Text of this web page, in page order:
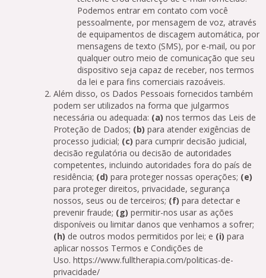
Podemos entrar em contato com você
pessoalmente, por mensagem de voz, através
de equipamentos de discagem automática, por
mensagens de texto (SMS), por e-mail, ou por
qualquer outro meio de comunicação que seu
dispositivo seja capaz de receber, nos termos
da lei e para fins comerciais razoáveis.
Além disso, os Dados Pessoais fornecidos também
podem ser utilizados na forma que julgarmos
necessária ou adequada: (a) nos termos das Leis de
Proteção de Dados; (b) para atender exigências de
processo judicial; (c) para cumprir decisão judicial,
decisão regulatória ou decisão de autoridades
competentes, incluindo autoridades fora do país de
residência; (d) para proteger nossas operações; (e)
para proteger direitos, privacidade, segurança
nossos, seus ou de terceiros; (f) para detectar e
prevenir fraude; (g) permitir-nos usar as ações
disponíveis ou limitar danos que venhamos a sofrer;
(h) de outros modos permitidos por lei; e (i) para
aplicar nossos Termos e Condições de
Uso. https://www.fulltherapia.com/politicas-de-
privacidade/